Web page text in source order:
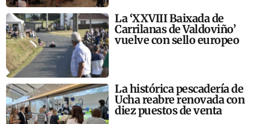
La ‘XXVIII Baixada de
Carrilanas de Valdoviño’
vuelve con sello europeo
La histórica pescadería de
Ucha reabre renovada con
diez puestos de venta